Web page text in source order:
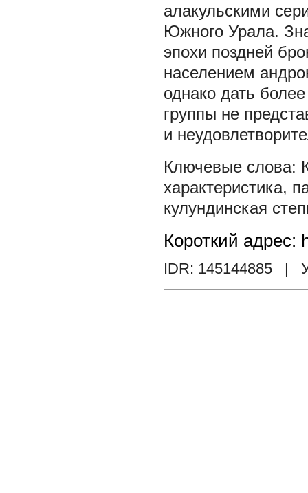
алакульскими
Южного Урала.
эпохи поздней
населением
однако дать
группы не
и
характеристика,
кулундинская
Короткий адрес:
IDR: 145144885 |